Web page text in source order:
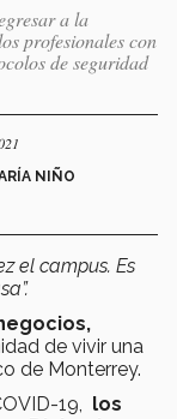
a la
profesionales con
de seguridad
NIÑO
el campus. Es
de vivir una
de Monterrey.
19,
los